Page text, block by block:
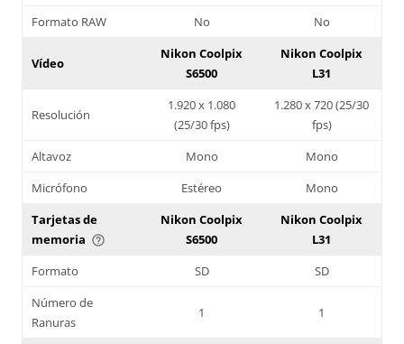
Formato RAW
No No
Vídeo
Nikon Coolpix
S6500
Nikon Coolpix
L31
Resolución
1.920 x 1.080
(25/30 fps)
1.280 x 720 (25/30
fps)
Altavoz
Mono
Mono
Micrófono
Estéreo
Mono
Tarjetas de
memoria help_outline
Nikon Coolpix
S6500
Nikon Coolpix
L31
Formato
SD
SD
Número de
Ranuras
1 1